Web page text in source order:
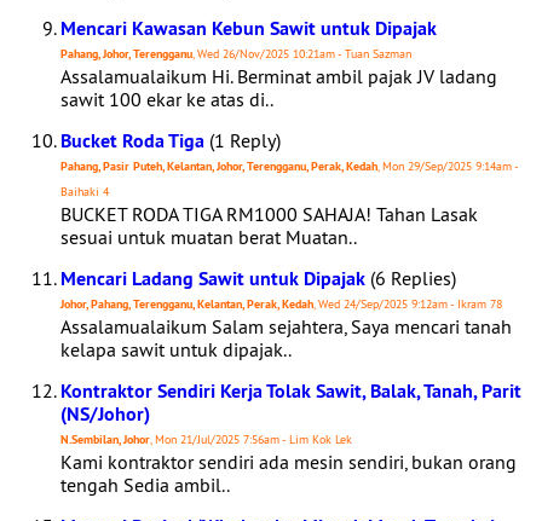
Mencari Kawasan Kebun Sawit untuk Dipajak
Pahang, Johor, Terengganu, Wed 26/Nov/2025 10:21am - Tuan Sazman
Assalamualaikum Hi. Berminat ambil pajak JV ladang
sawit 100 ekar ke atas di..
Bucket Roda Tiga (1 Reply)
Pahang, Pasir Puteh, Kelantan, Johor, Terengganu, Perak, Kedah, Mon 29/Sep/2025 9:14am -
Baihaki 4
BUCKET RODA TIGA RM1000 SAHAJA! Tahan Lasak
sesuai untuk muatan berat Muatan..
Mencari Ladang Sawit untuk Dipajak (6 Replies)
Johor, Pahang, Terengganu, Kelantan, Perak, Kedah, Wed 24/Sep/2025 9:12am - Ikram 78
Assalamualaikum Salam sejahtera, Saya mencari tanah
kelapa sawit untuk dipajak..
Kontraktor Sendiri Kerja Tolak Sawit, Balak, Tanah, Parit
(NS/Johor)
N.Sembilan, Johor, Mon 21/Jul/2025 7:56am - Lim Kok Lek
Kami kontraktor sendiri ada mesin sendiri, bukan orang
tengah Sedia ambil..